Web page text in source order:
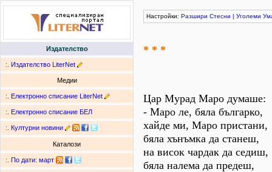
Издателство
:. Издателство LiterNet
Медии
:. Електронно списание LiterNet
:. Електронно списание БЕЛ
:. Културни новини
Каталози
:. По дати: март
Настройки: Разшири Стесни | Уголеми
* * *
Цар Мурад Маро думаше:
- Маро ле, бяла българко,
хайде ми, Маро пристани,
бяла хънъмка да станеш,
на висок чардак да седиш,
бяла налема да предеш,